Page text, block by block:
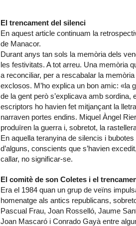
El trencament del silenci
En aquest article continuam la
de Manacor.
Durant anys tan sols la memòria dels
les festivitats. A tot arreu. Una memòria
a reconciliar, per a rescabalar la
exclosos. M’ho explica un bon amic: «la
de la gent però s’explicava amb
escriptors ho havien fet mitjançant la
narraven portes endins. Miquel Àngel
produïren la guerra i, sobretot, la
En aquella teranyina de silencis i
d’alguns, conscients que s’havien
callar, no significar-se.
El comitè de son Coletes i el
Era el 1984 quan un grup de veïns
homenatge als antics republicans,
Pascual Frau, Joan Rosselló, Jaume
Joan Mascaró i Conrado Gayà entre